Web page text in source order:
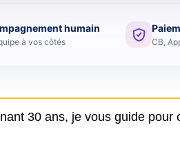
humain
à vos côtés CB,
30 ans, je vous guide pour